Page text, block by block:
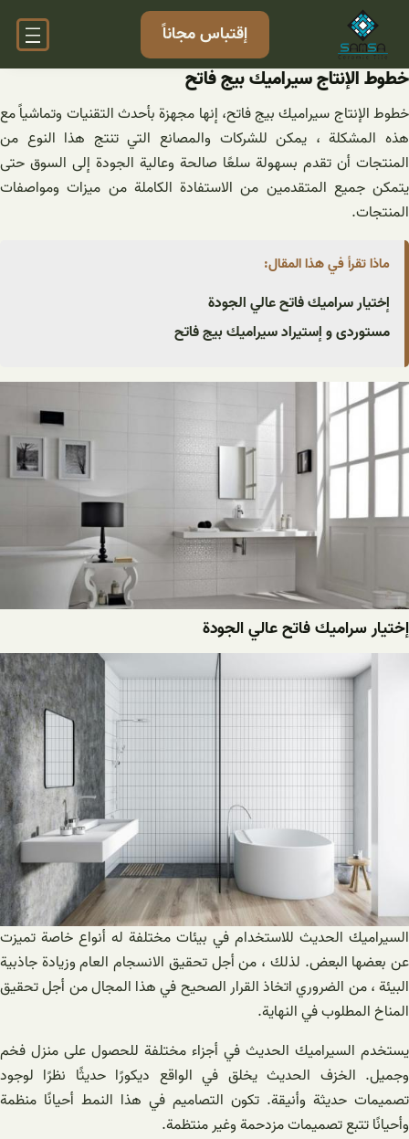
المحتوى
إقتباس مجاناً
خطوط الإنتاج سيراميك بيج فاتح
خطوط الإنتاج سيراميك بيج فاتح، إنها مجهزة بأحدث التقنيات وتماشياً مع
هذه المشكلة ، يمكن للشركات والمصانع التي تنتج هذا النوع من
المنتجات أن تقدم بسهولة سلعًا صالحة وعالية الجودة إلى السوق حتى
يتمكن جميع المتقدمين من الاستفادة الكاملة من ميزات ومواصفات
المنتجات.
ماذا تقرأ في هذا المقال:
إختیار سرامیك فاتح عالي الجودة
مستوردی و إستیراد سيراميك بيج فاتح
إختیار سرامیك فاتح عالي الجودة
السيراميك الحديث للاستخدام في بيئات مختلفة له أنواع خاصة تميزت
عن بعضها البعض. لذلك ، من أجل تحقيق الانسجام العام وزيادة جاذبية
البيئة ، من الضروري اتخاذ القرار الصحيح في هذا المجال من أجل تحقيق
المناخ المطلوب في النهاية.
يستخدم السيراميك الحديث في أجزاء مختلفة للحصول على منزل فخم
وجميل. الخزف الحديث يخلق في الواقع ديكورًا حديثًا نظرًا لوجود
تصميمات حديثة وأنيقة. تكون التصاميم في هذا النمط أحيانًا منظمة
وأحيانًا تتبع تصميمات مزدحمة وغير منتظمة.